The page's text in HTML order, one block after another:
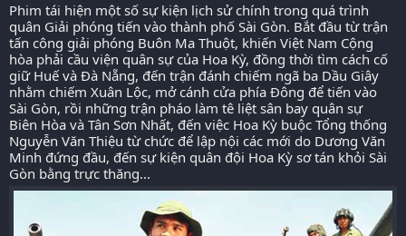
Phim tái hiện một số sự kiện lịch sử chính trong quá trình
quân Giải phóng tiến vào thành phố Sài Gòn. Bắt đầu từ trận
tấn công giải phóng Buôn Ma Thuột, khiến Việt Nam Cộng
hòa phải cầu viện quân sự của Hoa Kỳ, đồng thời tìm cách cố
giữ Huế và Đà Nẵng, đến trận đánh chiếm ngã ba Dầu Giây
nhằm chiếm Xuân Lộc, mở cánh cửa phía Đông để tiến vào
Sài Gòn, rồi những trận pháo làm tê liệt sân bay quân sự
Biên Hòa và Tân Sơn Nhất, đến việc Hoa Kỳ buộc Tổng thống
Nguyễn Văn Thiệu từ chức để lập nội các mới do Dương Văn
Minh đứng đầu, đến sự kiện quân đội Hoa Kỳ sơ tán khỏi Sài
Gòn bằng trực thăng...